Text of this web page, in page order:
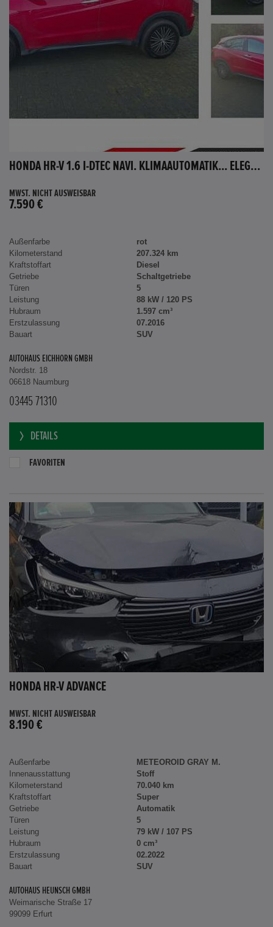
HONDA HR-V 1.6 I-DTEC NAVI. KLIMAAUTOMATIK... ELEGANCE
MWST. NICHT AUSWEISBAR
7.590 €
Außenfarbe
rot
Kilometerstand
207.324 km
Kraftstoffart
Diesel
Getriebe
Schaltgetriebe
Türen
5
Leistung
88 kW / 120 PS
Hubraum
1.597 cm³
Erstzulassung
07.2016
Bauart
SUV
AUTOHAUS EICHHORN GMBH
Nordstr. 18
06618 Naumburg
03445 71310
DETAILS
FAVORITEN
HONDA HR-V ADVANCE
MWST. NICHT AUSWEISBAR
8.190 €
Außenfarbe
METEOROID GRAY M.
Innenausstattung
Stoff
Kilometerstand
70.040 km
Kraftstoffart
Super
Getriebe
Automatik
Türen
5
Leistung
79 kW / 107 PS
Hubraum
0 cm³
Erstzulassung
02.2022
Bauart
SUV
AUTOHAUS HEUNSCH GMBH
Weimarische Straße 17
99099 Erfurt